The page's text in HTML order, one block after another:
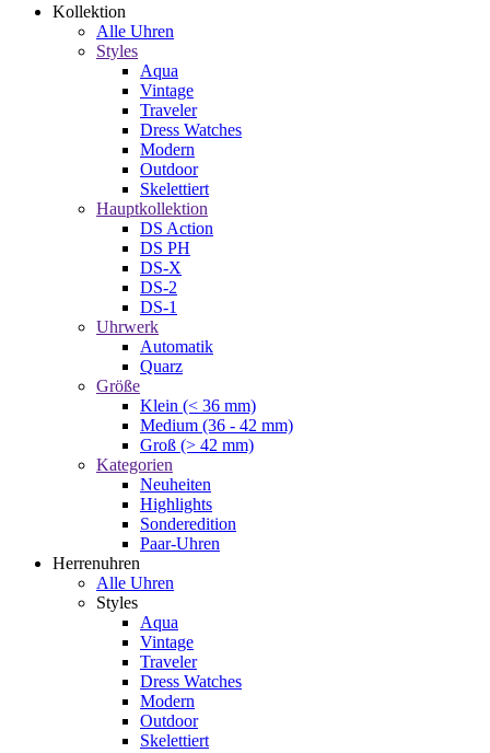
Kollektion
Alle Uhren
Styles
Aqua
Vintage
Traveler
Dress Watches
Modern
Outdoor
Skelettiert
Hauptkollektion
DS Action
DS PH
DS-X
DS-2
DS-1
Uhrwerk
Automatik
Quarz
Größe
Klein (< 36 mm)
Medium (36 - 42 mm)
Groß (> 42 mm)
Kategorien
Neuheiten
Highlights
Sonderedition
Paar-Uhren
Herrenuhren
Alle Uhren
Styles
Aqua
Vintage
Traveler
Dress Watches
Modern
Outdoor
Skelettiert